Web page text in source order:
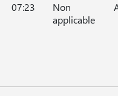
07:23
Non
applicable